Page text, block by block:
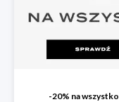
-20% na wszystko